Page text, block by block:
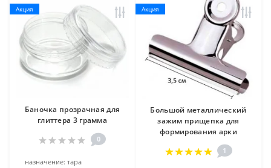
Акция
Баночка прозрачная для
глиттера 3 грамма
0
назначение: тара
Акция
Большой металлический
зажим прищепка для
формирования арки
1